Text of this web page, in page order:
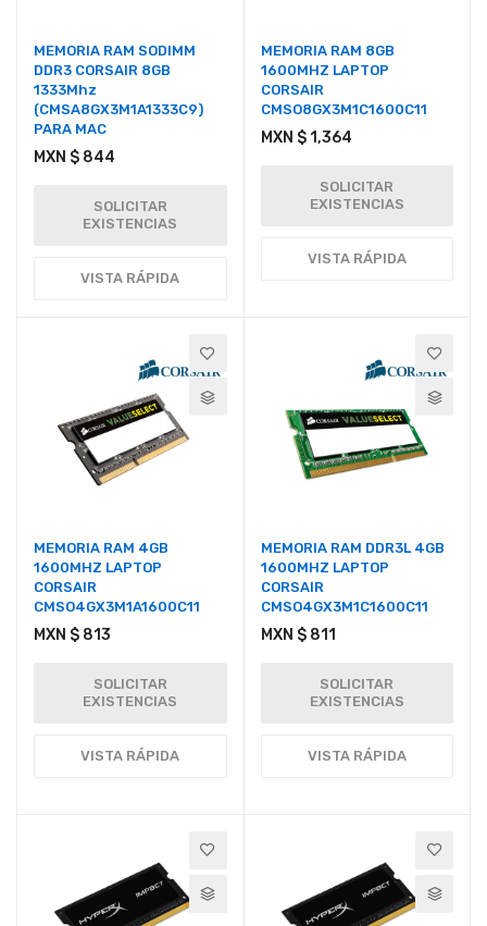
MEMORIA RAM SODIMM
DDR3 CORSAIR 8GB
1333Mhz
(CMSA8GX3M1A1333C9)
PARA MAC
MXN $ 844
SOLICITAR
EXISTENCIAS
VISTA RÁPIDA
MEMORIA RAM 8GB
1600MHZ LAPTOP
CORSAIR
CMSO8GX3M1C1600C11
MXN $ 1,364
SOLICITAR
EXISTENCIAS
VISTA RÁPIDA
MEMORIA RAM 4GB
1600MHZ LAPTOP
CORSAIR
CMSO4GX3M1A1600C11
MXN $ 813
SOLICITAR
EXISTENCIAS
VISTA RÁPIDA
MEMORIA RAM DDR3L 4GB
1600MHZ LAPTOP
CORSAIR
CMSO4GX3M1C1600C11
MXN $ 811
SOLICITAR
EXISTENCIAS
VISTA RÁPIDA